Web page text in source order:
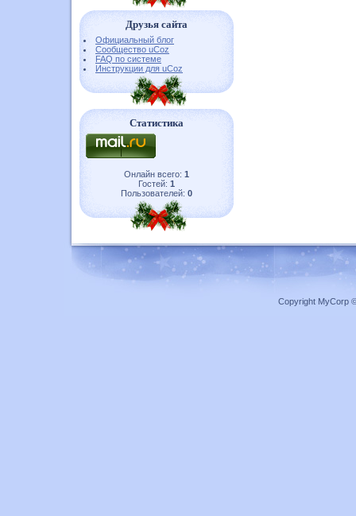
Друзья сайта
Официальный блог
Сообщество uCoz
FAQ по системе
Инструкции для uCoz
Статистика
Онлайн всего: 1
Гостей: 1
Пользователей: 0
Copyright MyCorp